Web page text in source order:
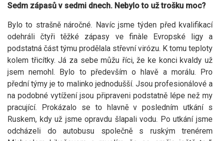
Sedm zápasů v sedmi dnech. Nebylo to už trošku moc?
Bylo to strašně náročné. Navíc jsme týden před kvalifikací
odehráli čtyři těžké zápasy ve finàle Evropské ligy a
podstatná část týmu prodělala střevní virózu. K tomu teploty
kolem třicítky. Já za sebe můžu říci, že ke konci kvaldy už
jsem nemohl. Bylo to především o hlavě a morálu. Pro
přední týmy je to malinko jednodušší. Jsou profesionálové a
na podobné vytížení jsou připraveni podstatně lépe než my
pracující. Prokázalo se to hlavně v posledním utkání s
Ruskem, kdy už jsme opravdu šlapali vodu. Po utkání jsme
odcházeli do autobusu společně s ruským trenérem